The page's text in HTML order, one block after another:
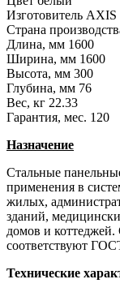
Изготовитель AXIS
Страна
Длина, мм 1600
Ширина, мм 1600
Высота, мм 300
Глубина, мм 76
Вес, кг 22.33
Гарантия, мес. 120
Назначение
Стальные
применения в
жилых,
зданий,
домов и
соответствуют
Технические